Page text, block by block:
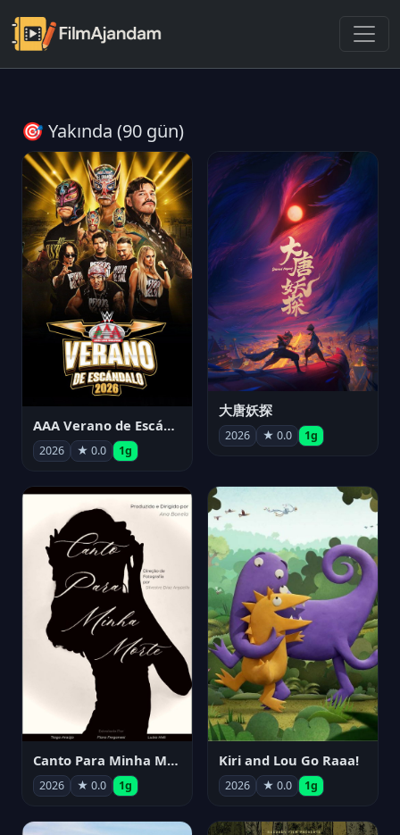
🎯 Yakında (90 gün)
AAA Verano de Escándalo 2026 - Week 3
2026 ★ 0.0 1g
大唐妖探
2026 ★ 0.0 1g
Canto Para Minha Morte
2026 ★ 0.0 1g
Kiri and Lou Go Raaa!
2026 ★ 0.0 1g